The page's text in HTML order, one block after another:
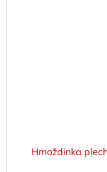
Hmoždinka